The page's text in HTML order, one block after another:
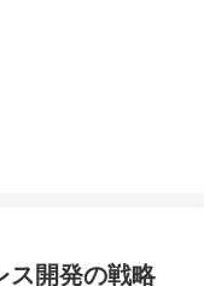
開発の戦略